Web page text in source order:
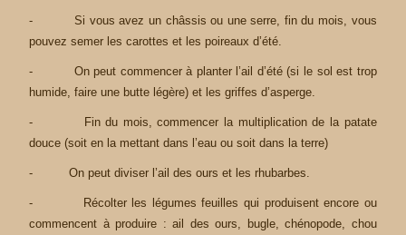
- Si vous avez un châssis ou une serre, fin du mois, vous
pouvez semer les carottes et les poireaux d’été.
- On peut commencer à planter l’ail d’été (si le sol est trop
humide, faire une butte légère) et les griffes d’asperge.
- Fin du mois, commencer la multiplication de la patate
douce (soit en la mettant dans l’eau ou soit dans la terre)
- On peut diviser l’ail des ours et les rhubarbes.
- Récolter les légumes feuilles qui produisent encore ou
commencent à produire : ail des ours, bugle, chénopode, chou